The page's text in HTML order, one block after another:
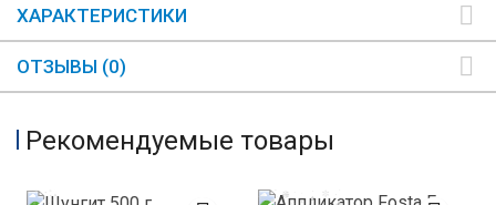
ХАРАКТЕРИСТИКИ
ОТЗЫВЫ (0)
Рекомендуемые товары